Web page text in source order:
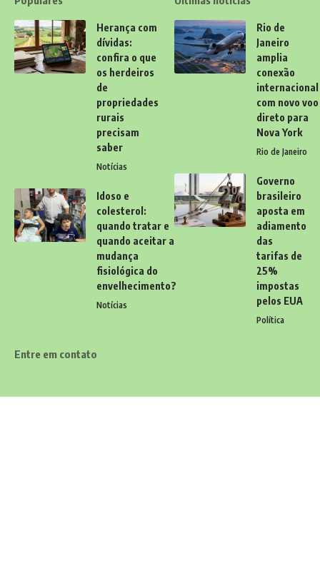
Herança com
dívidas:
confira o que
os herdeiros
de
propriedades
rurais
precisam
saber
Notícias
Idoso e
colesterol:
quando tratar e
quando aceitar a
mudança
fisiológica do
envelhecimento?
Notícias
Rio de
Janeiro
amplia
conexão
internacional
com novo voo
direto para
Nova York
Rio de Janeiro
Governo
brasileiro
aposta em
adiamento
das
tarifas de
25%
impostas
pelos EUA
Política
Entre em contato